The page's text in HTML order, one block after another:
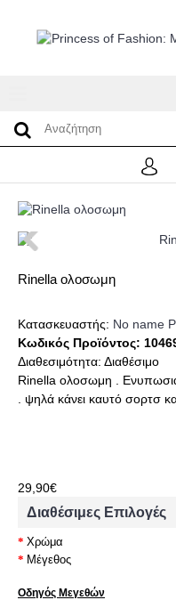
Rinella ολοσωμη
Κατασκευαστής: No name
Κωδικός Προϊόντος:
Διαθεσιμότητα: Διαθέσιμο
Rinella ολοσωμη .
. ψηλά κάνει καυτό σορτσ
29,90€
Διαθέσιμες Επιλογές
Χρώμα
Μέγεθος
Οδηγός Μεγεθών